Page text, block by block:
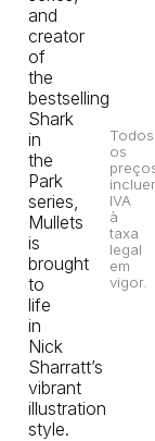
and
creator
of
the
bestselling
Shark
in
the
Park
series,
Mullets
is
brought
to
life
in
Nick
Sharratt’s
vibrant
illustration
style.
Todos
os
IVA
à
taxa
legal
em
vigor.